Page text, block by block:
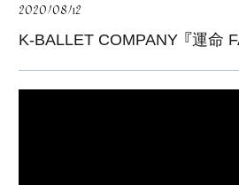
2020/08/12
K-BALLET COMPANY 『運命